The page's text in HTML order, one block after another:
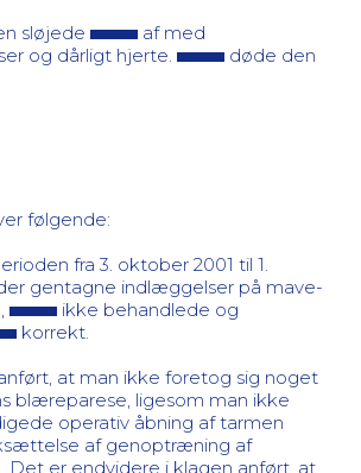
sløjede
af med
og dårligt hjerte.
døde den
følgende:
fra 3. oktober 2001 til 1.
gentagne indlæggelser på mave-
ikke behandlede og
korrekt.
at man ikke foretog sig noget
blæreparese, ligesom man ikke
operativ åbning af tarmen
af genoptræning af
Det er endvidere i klagen anført, at